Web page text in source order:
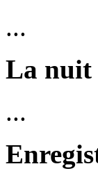
...
La nuit
...